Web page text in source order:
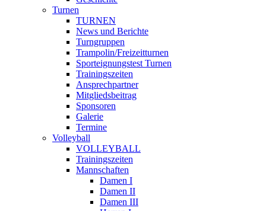
Turnen
TURNEN
News und Berichte
Turngruppen
Trampolin/Freizeitturnen
Sporteignungstest Turnen
Trainingszeiten
Ansprechpartner
Mitgliedsbeitrag
Sponsoren
Galerie
Termine
Volleyball
VOLLEYBALL
Trainingszeiten
Mannschaften
Damen I
Damen II
Damen III